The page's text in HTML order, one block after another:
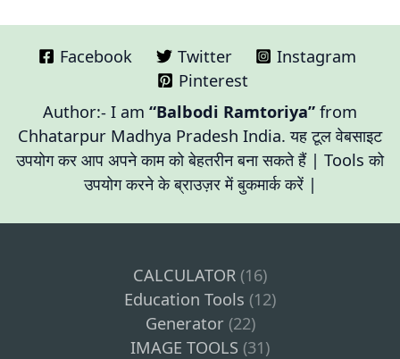
Facebook Twitter
Instagram
Pinterest
Author:- I am “Balbodi Ramtoriya” from
Chhatarpur Madhya Pradesh India. यह टूल वेबसाइट
उपयोग कर आप अपने काम को बेहतरीन बना सकते हैं | Tools को
उपयोग करने के ब्राउज़र में बुकमार्क करें |
CALCULATOR (16)
Education Tools (12)
Generator(22)
IMAGE TOOLS (31)